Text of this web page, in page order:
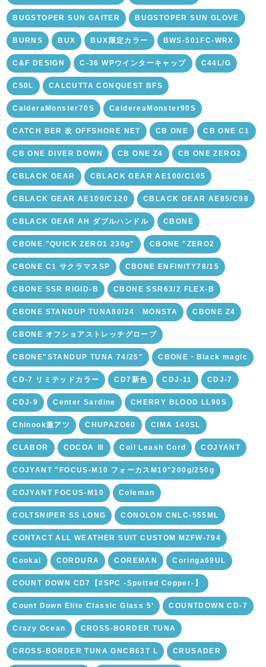
BUGSTOPER SUN GAITER BUGSTOPER SUN GLOVE
BURNS BUX BUX限定カラー BWS-501FC-WRX
C&F DESIGN C-36 WPウインターキャップ C44L/G
C50L CALCUTTA CONQUEST BFS
CalderaMonster70S CaldereaMonster90S
CATCH BER 改 OFFSHORE NET CB ONE CB ONE C1
CB ONE DIVER DOWN CB ONE Z4 CB ONE ZERO2
CBLACK GEAR CBLACK GEAR AE100/C105
CBLACK GEAR AE100/C120 CBLACK GEAR AE85/C98
CBLACK GEAR AH ダブルハンドル CBONE
CBONE "QUICK ZERO1 230g" CBONE "ZERO2
CBONE C1 サクラマスSP CBONE ENFINITY78/15
CBONE SSR RIGID-B CBONE SSR63/2 FLEX-B
CBONE STANDUP TUNA80/24 MONSTA CBONE Z4
CBONE オフショアストレッチグローブ
CBONE"STANDUP TUNA 74/25" CBONE・Black magic
CD-7 リミテッドカラー CD7新色 CDJ-11 CDJ-7
CDJ-9 Center Sardine CHERRY BLOOD LL90S
Chinook激アツ CHUPAZO60 CIMA 140SL
CLABOR COCOA Ⅲ Coil Leash Cord COJYANT
COJYANT "FOCUS-M10 フォーカスM10"200g/250g
COJYANT FOCUS-M10 Coleman
COLTSNIPER SS LONG CONOLON CNLC-555ML
CONTACT ALL WEATHER SUIT CUSTOM MZFW-794
Cookai CORDURA COREMAN Coringa69UL
COUNT DOWN CD7【#SPC -Spotted Copper-】
Count Down Elite Classic Glass 5’ COUNTDOWN CD-7
Crazy Ocean CROSS-BORDER TUNA
CROSS-BORDER TUNA GNCB63T L CRUSADER